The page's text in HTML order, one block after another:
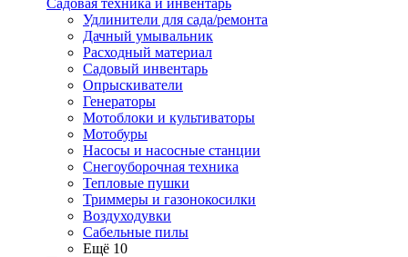
Садовая техника и инвентарь
Удлинители для сада/ремонта
Дачный умывальник
Расходный материал
Садовый инвентарь
Опрыскиватели
Генераторы
Мотоблоки и культиваторы
Мотобуры
Насосы и насосные станции
Снегоуборочная техника
Тепловые пушки
Триммеры и газонокосилки
Воздуходувки
Сабельные пилы
Ещё 10